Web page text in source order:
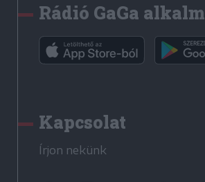
Rádió GaGa
Kapcsolat
Írjon nekünk